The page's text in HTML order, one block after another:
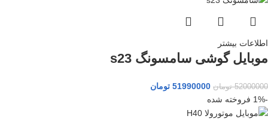
اطلاعات بیشتر
موبایل گوشی سامسونگ s23
52000000 تومان 51990000 تومان
-1%
فروخته شده